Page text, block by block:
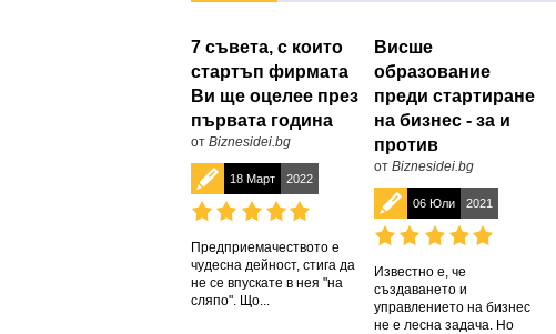
7 съвета, с които
стартъп фирмата
Ви ще оцелее през
първата година
от Biznesidei.bg
18 Март 2022
Предприемачеството е
чудесна дейност, стига да
не се впускате в нея "на
сляпо". Що...
Висше
образование
преди стартиране
на бизнес - за и
против
от Biznesidei.bg
06 Юли 2021
Известно е, че
създаването и
управлението на бизнес
не е лесна задача. Но